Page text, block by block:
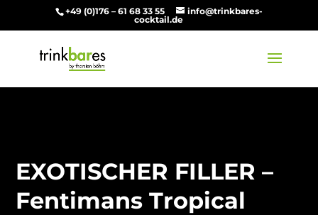
+49 (0)176 – 61 68 33 55
info@trinkbares-
cocktail.de
EXOTISCHER FILLER –
Fentimans Tropical